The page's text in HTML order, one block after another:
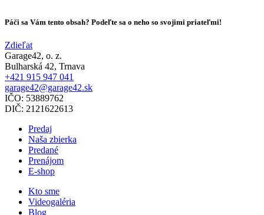
Páči sa Vám tento obsah? Podeľte sa o neho so svojimi priateľmi!
Zdieľat
Garage42, o. z.
Bulharská 42, Trnava
+421 915 947 041
garage42@garage42.sk
IČO: 53889762
DIČ: 2121622613
Predaj
Naša zbierka
Predané
Prenájom
E-shop
Kto sme
Videogaléria
Blog